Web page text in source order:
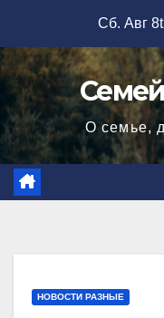
содержимому
Сб. Авг
О семье,
НОВОСТИ РАЗНЫЕ